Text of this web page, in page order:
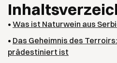
• Was ist Naturwein aus
• Das Geheimnis des
prädestiniert ist